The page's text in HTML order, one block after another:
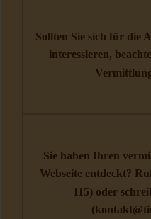
Sollten Sie sich für die
interessieren,
Sie haben Ihren
Webseite entdeckt?
115) oder
(